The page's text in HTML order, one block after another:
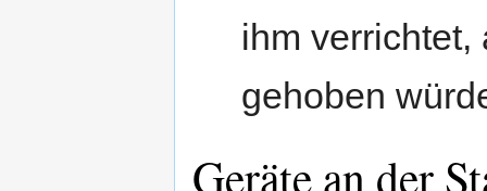
ihm
gehoben
Geräte an der